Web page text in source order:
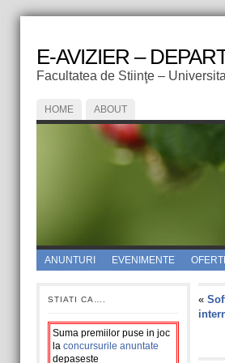
E-AVIZIER –
Facultatea de Stiinţe –
HOME ABOUT
ANUNTURI EVENIMENTE
STIATI CA….
Suma premiilor puse in joc
la concursurile anuntate
depaseste
«